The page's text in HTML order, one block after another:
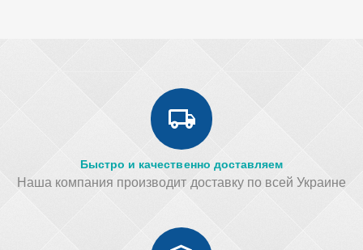
Быстро и качественно доставляем
Наша компания производит доставку по всей Украине